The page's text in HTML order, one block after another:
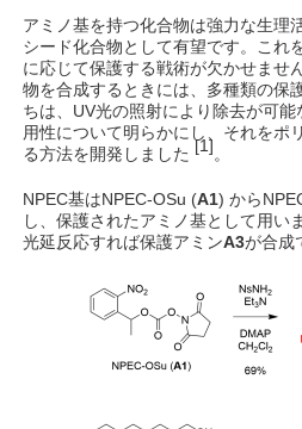
アミノ基を持つ化合物は強力な生理
シード化合物として有望です。これ
に応じて保護する戦術が欠かせませ
物を合成するときには、多種類の保
ちは、UV光の照射により除去が可
用性について明らかにし、それをポ
る方法を開発しました [1]。
NPEC基はNPEC-OSu (A1) から
し、保護されたアミノ基として用い
光延反応すれば保護アミンA3が合成